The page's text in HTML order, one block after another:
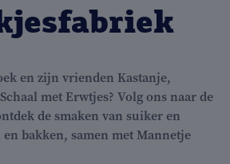
en zijn vrienden Kastanje,
met Erwtjes? Volg ons naar de
de smaken van suiker en
bakken, samen met Mannetje